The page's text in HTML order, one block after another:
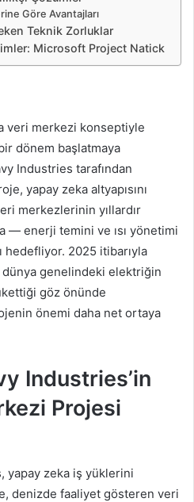
Göre Avantajları
Teknik Zorluklar
Microsoft Project Natick
veri merkezi konseptiyle
dönem başlatmaya
Industries tarafından
yapay zeka altyapısını
merkezlerinin yıllardır
— enerji temini ve ısı yönetimi
2025 itibarıyla
genelindeki elektriğin
göz önünde
önemi daha net ortaya
Industries’in
Projesi
yapay zeka iş yüklerini
denizde faaliyet gösteren veri